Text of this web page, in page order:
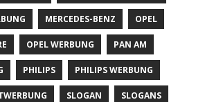
MERCEDES-BENZ OPEL
OPEL WERBUNG PAN AM
PHILIPS PHILIPS WERBUNG
SLOGAN SLOGANS